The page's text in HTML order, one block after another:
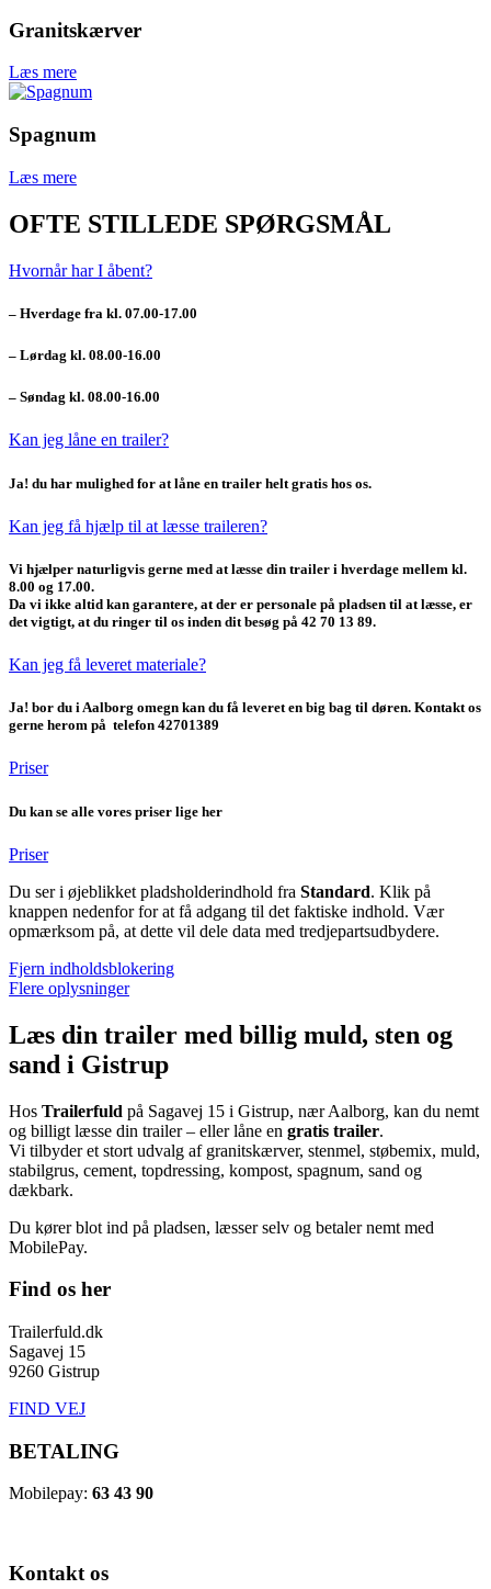
Granitskærver
Læs mere
Spagnum
Læs mere
OFTE STILLEDE SPØRGSMÅL
Hvornår har I åbent?
– Hverdage fra kl. 07.00-17.00
– Lørdag kl. 08.00-16.00
– Søndag kl. 08.00-16.00
Kan jeg låne en trailer?
Ja! du har mulighed for at låne en trailer helt gratis hos os.
Kan jeg få hjælp til at læsse traileren?
Vi hjælper naturligvis gerne med at læsse din trailer i hverdage mellem kl.
8.00 og 17.00.
Da vi ikke altid kan garantere, at der er personale på pladsen til at læsse, er
det vigtigt, at du ringer til os inden dit besøg på 42 70 13 89.
Kan jeg få leveret materiale?
Ja! bor du i Aalborg omegn kan du få leveret en big bag til døren. Kontakt os
gerne herom på telefon 42701389
Priser
Du kan se alle vores priser lige her
Priser
Du ser i øjeblikket pladsholderindhold fra Standard. Klik på
knappen nedenfor for at få adgang til det faktiske indhold. Vær
opmærksom på, at dette vil dele data med tredjepartsudbydere.
Fjern indholdsblokering
Flere oplysninger
Læs din trailer med billig muld, sten og
sand i Gistrup
Hos Trailerfuld på Sagavej 15 i Gistrup, nær Aalborg, kan du nemt
og billigt læsse din trailer – eller låne en gratis trailer.
Vi tilbyder et stort udvalg af granitskærver, stenmel, støbemix, muld,
stabilgrus, cement, topdressing, kompost, spagnum, sand og
dækbark.
Du kører blot ind på pladsen, læsser selv og betaler nemt med
MobilePay.
Find os her
Trailerfuld.dk
Sagavej 15
9260 Gistrup
FIND VEJ
BETALING
Mobilepay: 63 43 90
Kontakt os